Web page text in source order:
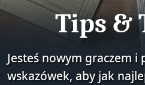
Tips &
Jesteś nowym graczem i
wskazówek, aby jak